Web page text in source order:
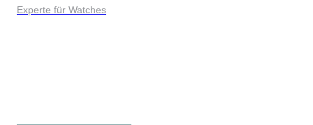
Experte für Watches